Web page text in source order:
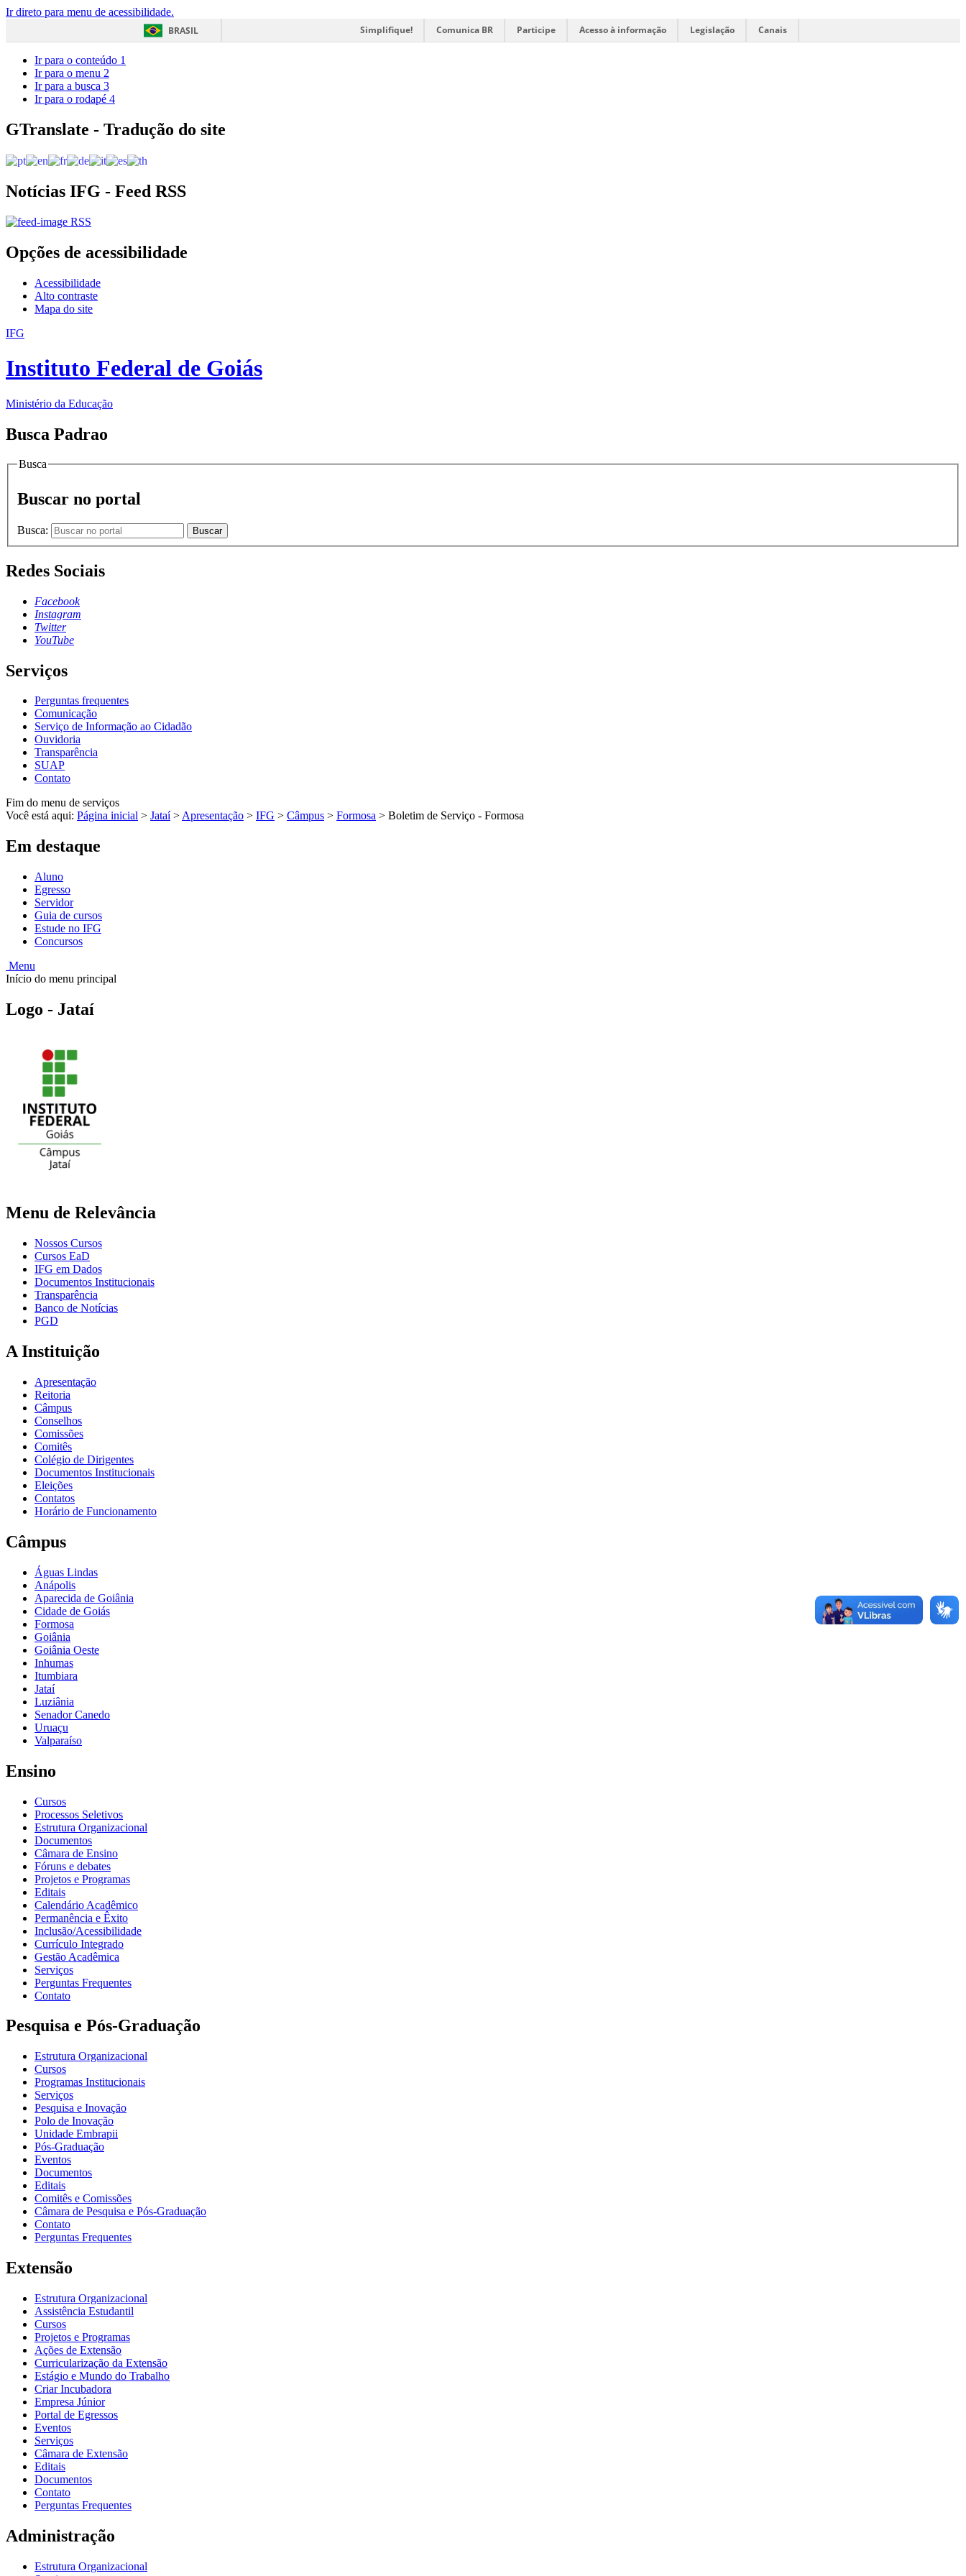
Ir direto para menu de acessibilidade.
BRASIL
Simplifique! Comunica BR Participe Acesso à informação Legislação Canais
Ir para o conteúdo 1
Ir para o menu 2
Ir para a busca 3
Ir para o rodapé 4
GTranslate - Tradução do site
Notícias IFG - Feed RSS
RSS
Opções de acessibilidade
Acessibilidade
Alto contraste
Mapa do site
IFG
Instituto Federal de Goiás
Ministério da Educação
Busca Padrao
Busca
Buscar no portal
Busca: Buscar
Redes Sociais
Facebook
Instagram
Twitter
YouTube
Serviços
Perguntas frequentes
Comunicação
Serviço de Informação ao Cidadão
Ouvidoria
Transparência
SUAP
Contato
Fim do menu de serviços
Você está aqui: Página inicial > Jataí >Apresentação > IFG > Câmpus > Formosa > Boletim de Serviço - Formosa
Em destaque
Aluno
Egresso
Servidor
Guia de cursos
Estude no IFG
Concursos
Menu
Início do menu principal
Logo - Jataí
Menu de Relevância
Nossos Cursos
Cursos EaD
IFG em Dados
Documentos Institucionais
Transparência
Banco de Notícias
PGD
A Instituição
Apresentação
Reitoria
Câmpus
Conselhos
Comissões
Comitês
Colégio de Dirigentes
Documentos Institucionais
Eleições
Contatos
Horário de Funcionamento
Câmpus
Águas Lindas
Anápolis
Aparecida de Goiânia
Cidade de Goiás
Formosa
Goiânia
Goiânia Oeste
Inhumas
Itumbiara
Jataí
Luziânia
Senador Canedo
Uruaçu
Valparaíso
Ensino
Cursos
Processos Seletivos
Estrutura Organizacional
Documentos
Câmara de Ensino
Fóruns e debates
Projetos e Programas
Editais
Calendário Acadêmico
Permanência e Êxito
Inclusão/Acessibilidade
Currículo Integrado
Gestão Acadêmica
Serviços
Perguntas Frequentes
Contato
Pesquisa e Pós-Graduação
Estrutura Organizacional
Cursos
Programas Institucionais
Serviços
Pesquisa e Inovação
Polo de Inovação
Unidade Embrapii
Pós-Graduação
Eventos
Documentos
Editais
Comitês e Comissões
Câmara de Pesquisa e Pós-Graduação
Contato
Perguntas Frequentes
Extensão
Estrutura Organizacional
Assistência Estudantil
Cursos
Projetos e Programas
Ações de Extensão
Curricularização da Extensão
Estágio e Mundo do Trabalho
Criar Incubadora
Empresa Júnior
Portal de Egressos
Eventos
Serviços
Câmara de Extensão
Editais
Documentos
Contato
Perguntas Frequentes
Administração
Estrutura Organizacional